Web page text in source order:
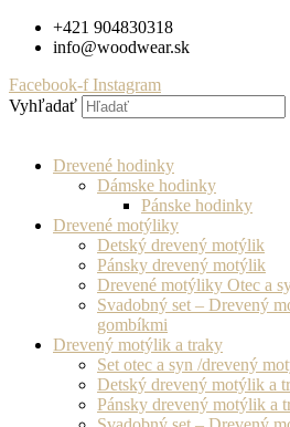
Preskočiť+421 904830318
info@woodwear.sk
Facebook-f Instagram
Vyhľadať
Drevené hodinky
Dámske hodinky
Pánske hodinky
Drevené motýliky
Detský drevený motýlik
Pánsky drevený motýlik
Drevené motýliky Otec a
Svadobný set – Drevený
gombíkmi
Drevený motýlik a traky
Set otec a syn /drevený
Detský drevený motýlik a
Pánsky drevený motýlik a